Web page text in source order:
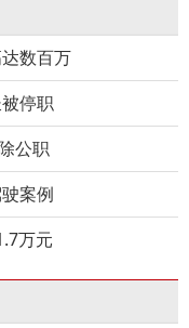
数百万
停职
公职
案例
万元